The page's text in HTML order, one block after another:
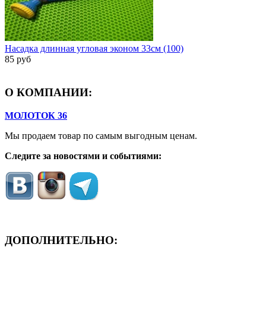
Насадка длинная угловая эконом 33см (100)
85 руб
О КОМПАНИИ:
МОЛОТОК 36
Мы продаем товар по самым выгодным ценам.
Следите за новостями и событиями:
ДОПОЛНИТЕЛЬНО: